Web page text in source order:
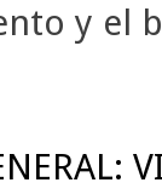
y el